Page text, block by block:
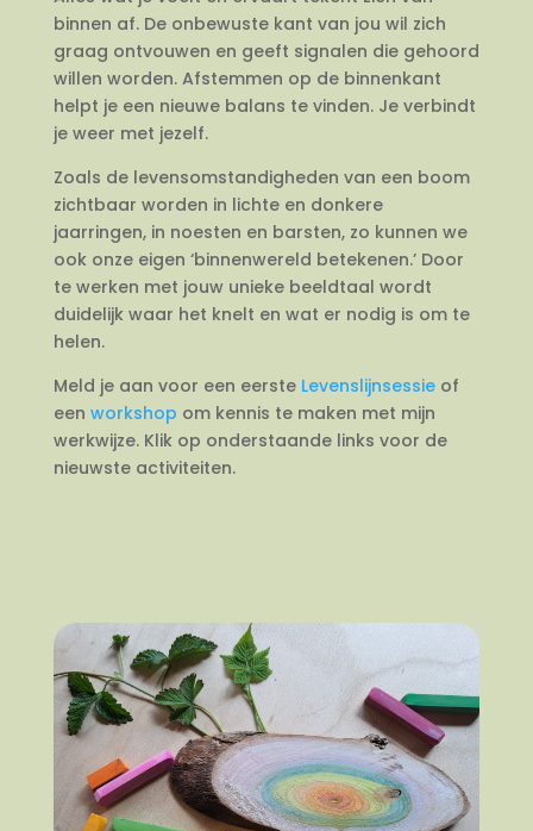
binnen af. De onbewuste kant van jou wil zich
graag ontvouwen en geeft signalen die gehoord
willen worden. Afstemmen op de binnenkant
helpt je een nieuwe balans te vinden. Je verbindt
je weer met jezelf.
Zoals de levensomstandigheden van een boom
zichtbaar worden in lichte en donkere
jaarringen, in noesten en barsten, zo kunnen we
ook onze eigen ‘binnenwereld betekenen.’ Door
te werken met jouw unieke beeldtaal wordt
duidelijk waar het knelt en wat er nodig is om te
helen.
Meld je aan voor een eerste Levenslijnsessieof
een workshop om kennis te maken met mijn
werkwijze. Klik op onderstaande links voor de
nieuwste activiteiten.